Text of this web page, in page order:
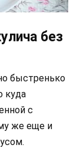
без
быстренько
куда
с
же еще и